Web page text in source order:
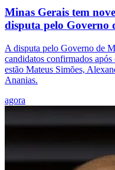
Minas Gerais tem
disputa pelo Governo
A disputa pelo Governo de
candidatos confirmados
estão Mateus Simões,
Ananias.
agora